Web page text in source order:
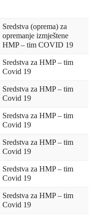
Sredstva (oprema) za
opremanje izmještene
HMP – tim COVID 19
Sredstva za HMP – tim
Covid 19
Sredstva za HMP – tim
Covid 19
Sredstva za HMP – tim
Covid 19
Sredstva za HMP – tim
Covid 19
Sredstva za HMP – tim
Covid 19
Sredstva za HMP – tim
Covid 19